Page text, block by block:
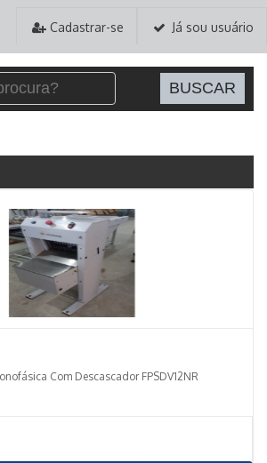
Cadastrar-se Já sou usuário
Com Descascador FPSDV12NR